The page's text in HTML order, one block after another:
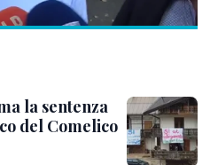
la sentenza
del Comelico